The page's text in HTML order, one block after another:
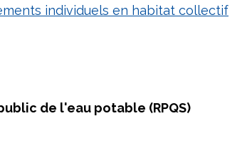
individuels en habitat collectif
de l'eau potable (RPQS)